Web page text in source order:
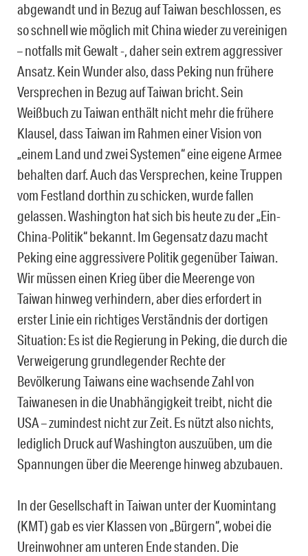
abgewandt und in Bezug auf Taiwan beschlossen, es
so schnell wie möglich mit China wieder zu vereinigen
– notfalls mit Gewalt -, daher sein extrem aggressiver
Ansatz. Kein Wunder also, dass Peking nun frühere
Versprechen in Bezug auf Taiwan bricht. Sein
Weißbuch zu Taiwan enthält nicht mehr die frühere
Klausel, dass Taiwan im Rahmen einer Vision von
„einem Land und zwei Systemen“ eine eigene Armee
behalten darf. Auch das Versprechen, keine Truppen
vom Festland dorthin zu schicken, wurde fallen
gelassen. Washington hat sich bis heute zu der „Ein-
China-Politik“ bekannt. Im Gegensatz dazu macht
Peking eine aggressivere Politik gegenüber Taiwan.
Wir müssen einen Krieg über die Meerenge von
Taiwan hinweg verhindern, aber dies erfordert in
erster Linie ein richtiges Verständnis der dortigen
Situation: Es ist die Regierung in Peking, die durch die
Verweigerung grundlegender Rechte der
Bevölkerung Taiwans eine wachsende Zahl von
Taiwanesen in die Unabhängigkeit treibt, nicht die
USA – zumindest nicht zur Zeit. Es nützt also nichts,
lediglich Druck auf Washington auszuüben, um die
Spannungen über die Meerenge hinweg abzubauen.
In der Gesellschaft in Taiwan unter der Kuomintang
(KMT) gab es vier Klassen von „Bürgern“, wobei die
Ureinwohner am unteren Ende standen. Die